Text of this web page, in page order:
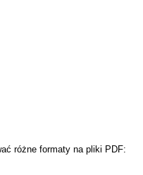
różne formaty na pliki PDF: